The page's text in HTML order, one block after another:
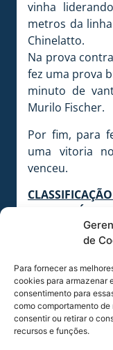
de
Para fornecer as
cookies para armazenar
consentimento para
como comportamento
consentir ou retirar o
recursos e funções.
vinha
metros da
Chinelatto.
Na prova
fez uma prova
minuto de
Murilo Fischer.
Por fim, para
uma vitoria
venceu.
CROSS-
22º Mauricio
DOWNHILL: 3º
Bortolozzo, 15º
MARATHON:7º
RESISTENCIA:
Assis Camilo,